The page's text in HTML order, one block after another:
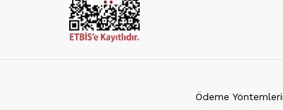
Ödeme